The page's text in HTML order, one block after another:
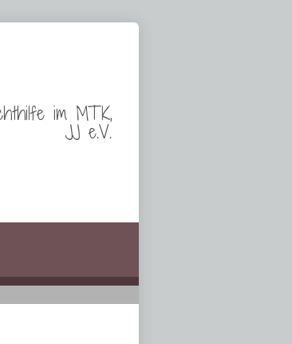
im MTK,
JJ e.V.